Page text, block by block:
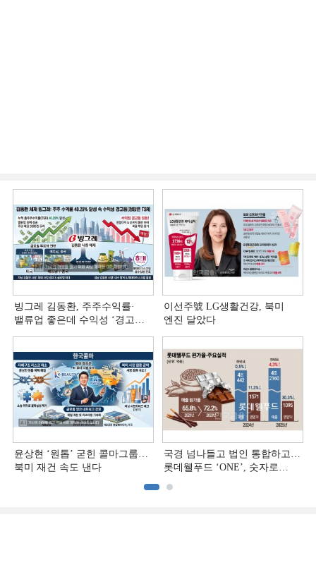
빙그레 김동환, 주주수익률·
밸류업 좋은데 수익성 ‘경고등ʼ
이선주號 LG생활건강, 북미
엔진 달았다
윤상현 ‘원톱ʼ 굳힌 콜마그룹…
북미 재건 속도 낸다
국경 넘나들고 법인 통합하고…
롯데웰푸드 ‘ONE’, 숫자로